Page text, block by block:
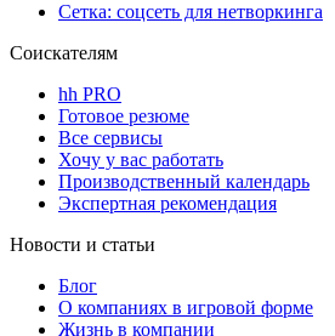
Сетка: соцсеть для нетворкинга
Соискателям
hh PRO
Готовое резюме
Все сервисы
Хочу у вас работать
Производственный календарь
Экспертная рекомендация
Новости и статьи
Блог
О компаниях в игровой форме
Жизнь в компании